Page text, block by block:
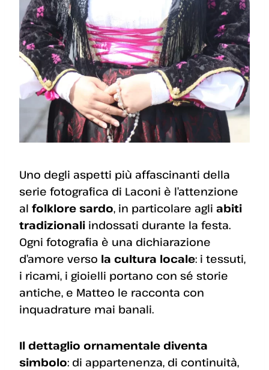
Uno degli aspetti più affascinanti della
serie fotografica di Laconi è l’attenzione
al folklore sardo, in particolare agli abiti
tradizionali indossati durante la festa.
Ogni fotografia è una dichiarazione
d’amore verso la cultura locale: i tessuti,
i ricami, i gioielli portano con sé storie
antiche, e Matteo le racconta con
inquadrature mai banali.
Il dettaglio ornamentale diventa
simbolo: di appartenenza, di continuità,